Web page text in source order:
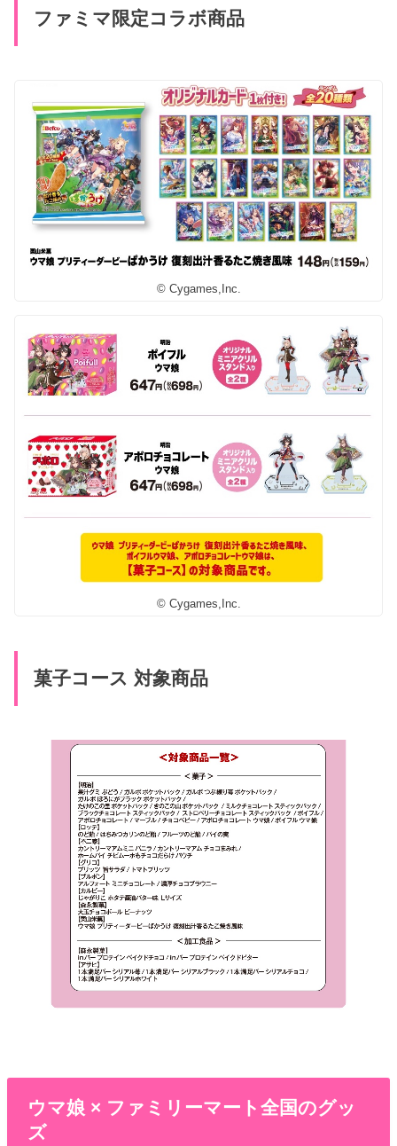
ファミマ限定コラボ商品
© Cygames,Inc.
© Cygames,Inc.
菓子コース 対象商品
ウマ娘 × ファミリーマート全国のグッ
ズ